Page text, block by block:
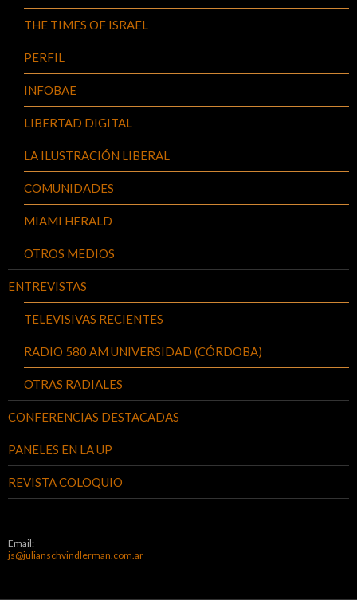
THE TIMES OF ISRAEL
PERFIL
INFOBAE
LIBERTAD DIGITAL
LA ILUSTRACIÓN LIBERAL
COMUNIDADES
MIAMI HERALD
OTROS MEDIOS
ENTREVISTAS
TELEVISIVAS RECIENTES
RADIO 580 AM UNIVERSIDAD (CÓRDOBA)
OTRAS RADIALES
CONFERENCIAS DESTACADAS
PANELES EN LA UP
REVISTA COLOQUIO
Email:
js@julianschvindlerman.com.ar